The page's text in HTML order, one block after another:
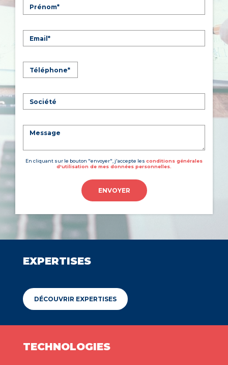
En cliquant sur le bouton "envoyer", j'accepte les conditions générales
d'utilisation de mes données personnelles.
ENVOYER
EXPERTISES
DÉCOUVRIR EXPERTISES
TECHNOLOGIES